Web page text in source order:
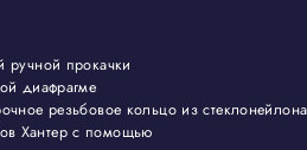
ручной прокачки
диафрагме
резьбовое кольцо из
Хантер с помощью